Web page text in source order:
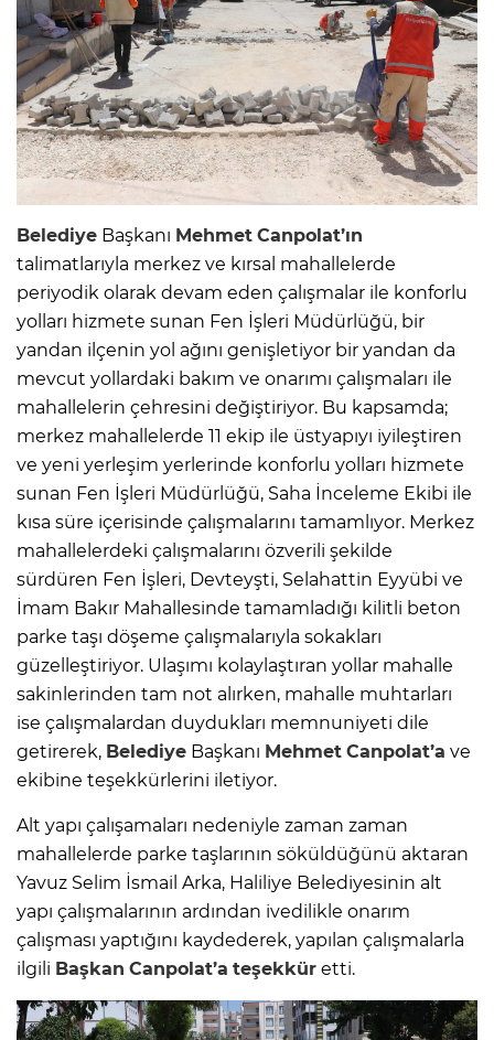
Belediye Başkanı Mehmet Canpolat’ın
talimatlarıyla merkez ve kırsal mahallelerde
periyodik olarak devam eden çalışmalar ile konforlu
yolları hizmete sunan Fen İşleri Müdürlüğü, bir
yandan ilçenin yol ağını genişletiyor bir yandan da
mevcut yollardaki bakım ve onarımı çalışmaları ile
mahallelerin çehresini değiştiriyor. Bu kapsamda;
merkez mahallelerde 11 ekip ile üstyapıyı iyileştiren
ve yeni yerleşim yerlerinde konforlu yolları hizmete
sunan Fen İşleri Müdürlüğü, Saha İnceleme Ekibi ile
kısa süre içerisinde çalışmalarını tamamlıyor. Merkez
mahallelerdeki çalışmalarını özverili şekilde
sürdüren Fen İşleri, Devteyşti, Selahattin Eyyübi ve
İmam Bakır Mahallesinde tamamladığı kilitli beton
parke taşı döşeme çalışmalarıyla sokakları
güzelleştiriyor. Ulaşımı kolaylaştıran yollar mahalle
sakinlerinden tam not alırken, mahalle muhtarları
ise çalışmalardan duydukları memnuniyeti dile
getirerek, Belediye Başkanı Mehmet Canpolat’a ve
ekibine teşekkürlerini iletiyor.
Alt yapı çalışamaları nedeniyle zaman zaman
mahallelerde parke taşlarının söküldüğünü aktaran
Yavuz Selim İsmail Arka, Haliliye Belediyesinin alt
yapı çalışmalarının ardından ivedilikle onarım
çalışması yaptığını kaydederek, yapılan çalışmalarla
ilgili Başkan Canpolat’a teşekkür etti.